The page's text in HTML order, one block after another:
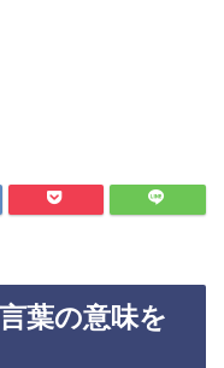
葉の意味を